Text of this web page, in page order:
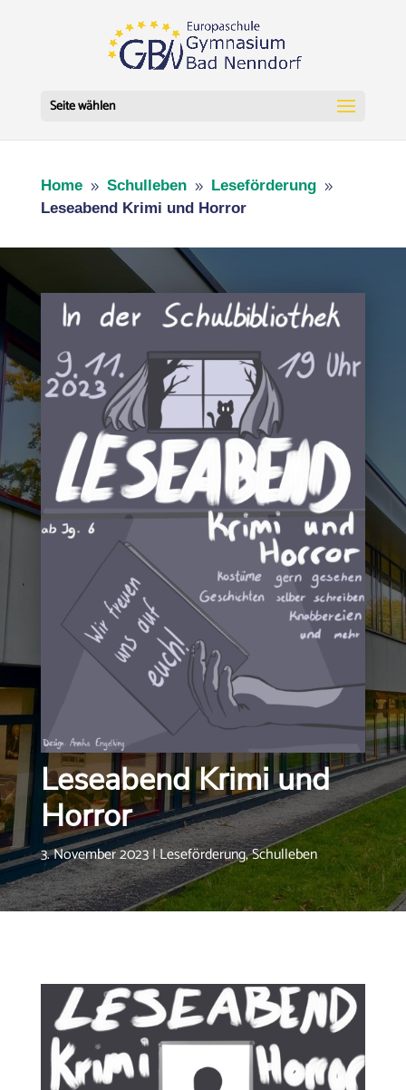
Seite wählen
Home 9 Schulleben 9 Leseförderung 9
Leseabend Krimi und Horror
Leseabend Krimi und
Horror
3. November 2023|Leseförderung,Schulleben